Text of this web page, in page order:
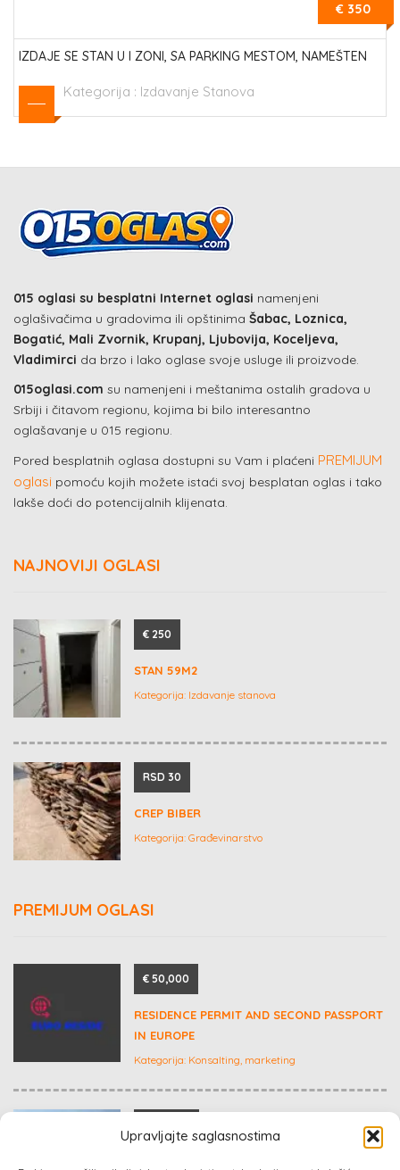
Upravljajte saglasnostima
€ 350
IZDAJE SE STAN U I ZONI, SA PARKING MESTOM, NAMEŠTEN
Kategorija : Izdavanje Stanova
015 oglasi su besplatni Internet oglasi namenjeni
oglašivačima u gradovima ili opštinima Šabac, Loznica,
Bogatić, Mali Zvornik, Krupanj, Ljubovija, Koceljeva,
Vladimirci da brzo i lako oglase svoje usluge ili proizvode.
015oglasi.com su namenjeni i meštanima ostalih gradova u
Srbiji i čitavom regionu, kojima bi bilo interesantno
oglašavanje u 015 regionu.
Pored besplatnih oglasa dostupni su Vam i plaćeni PREMIJUM
oglasi pomoću kojih možete istaći svoj besplatan oglas i tako
lakše doći do potencijalnih klijenata.
NAJNOVIJI OGLASI
€ 250
STAN 59M2
Kategorija: Izdavanje stanova
RSD 30
CREP BIBER
Kategorija: Građevinarstvo
PREMIJUM OGLASI
€ 50,000
RESIDENCE PERMIT AND SECOND PASSPORT
IN EUROPE
Kategorija: Konsalting, marketing